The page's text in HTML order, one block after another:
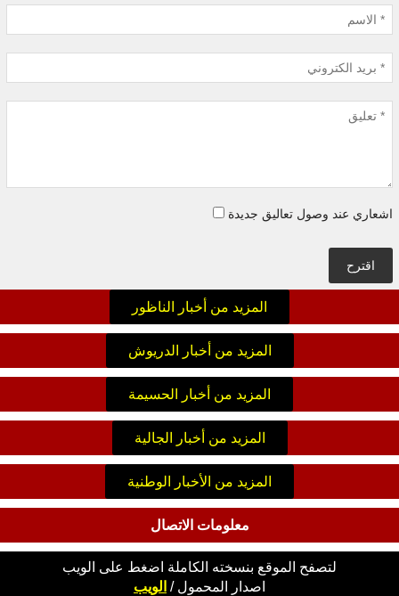
اشعاري عند وصول تعاليق جديدة
اقترح
المزيد من أخبار الناظور
المزيد من أخبار الدريوش
المزيد من أخبار الحسيمة
المزيد من أخبار الجالية
المزيد من الأخبار الوطنية
معلومات الاتصال
لتصفح الموقع بنسخته الكاملة اضغط على الويب
اصدار
المحمول / الويب